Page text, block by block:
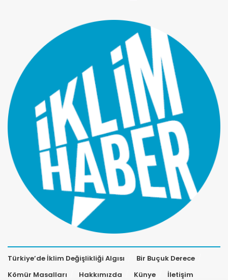
Türkiye’de İklim Değişlikliği Algısı
Bir Buçuk Derece
Kömür Masalları
Hakkımızda Künye İletişim